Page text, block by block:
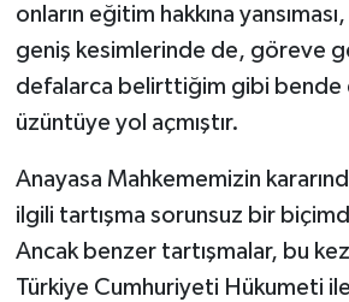
onların eğitim hakkına yansıması,
geniş kesimlerinde de, göreve
defalarca belirttiğim gibi bende
üzüntüye yol açmıştır.
Anayasa Mahkememizin
ilgili tartışma sorunsuz bir
Ancak benzer tartışmalar, bu
Türkiye Cumhuriyeti Hükumeti ile